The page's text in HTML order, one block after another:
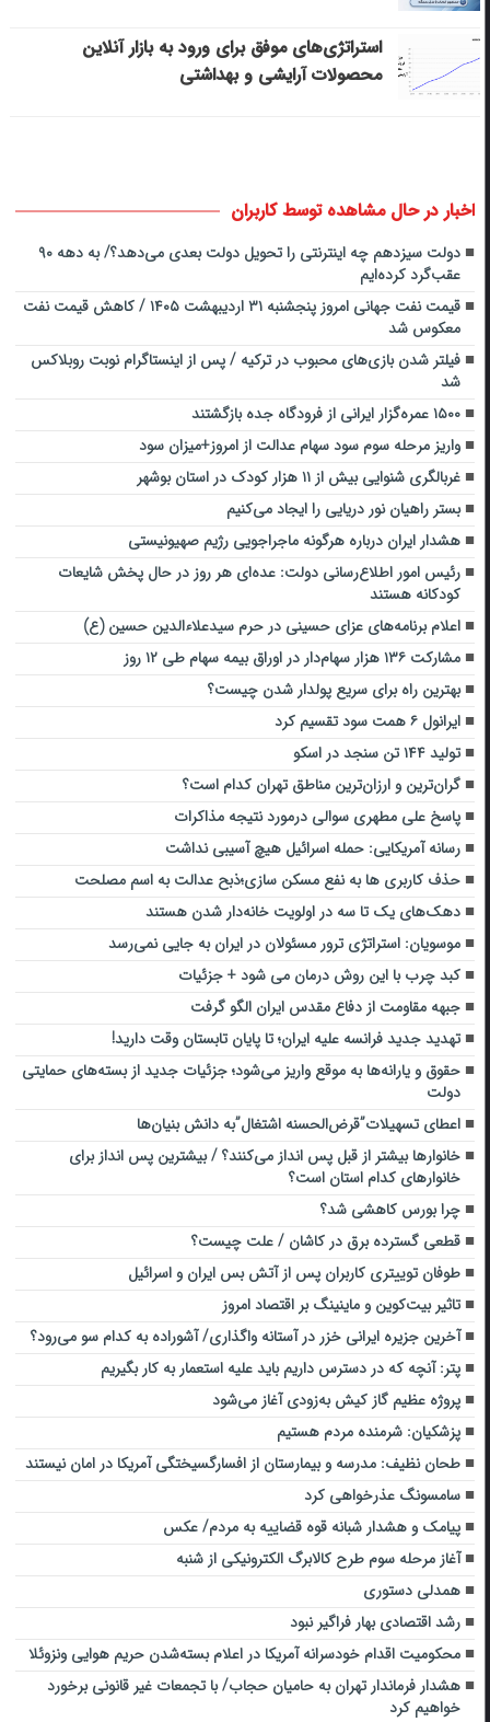
استراتژی‌های موفق برای ورود به بازار آنلاین
محصولات آرایشی و بهداشتی
اخبار در حال مشاهده توسط کاربران
دولت سیزدهم چه اینترنتی را تحویل دولت بعدی می‌دهد؟/ به دهه ۹۰
عقب‌گرد کرده‌ایم
قیمت نفت جهانی امروز پنجشنبه ۳۱ اردیبهشت ۱۴۰۵ / کاهش قیمت نفت
معکوس شد
فیلتر شدن بازی‌های محبوب در ترکیه / پس از اینستاگرام نوبت روبلاکس
شد
۱۵۰۰ عمره‌گزار ایرانی از فرودگاه جده بازگشتند
واریز مرحله سوم سود سهام عدالت از امروز+میزان سود
غربالگری شنوایی بیش از ۱۱ هزار کودک در استان بوشهر
بستر راهیان نور دریایی را ایجاد می‌کنیم
هشدار ایران درباره هرگونه ماجراجویی رژیم صهیونیستی
رئیس امور اطلاع‌رسانی دولت: عده‌ای هر روز در حال پخش شایعات
کودکانه هستند
اعلام برنامه‌های عزای حسینی در حرم سیدعلاءالدین حسین (ع)
مشارکت ۱۳۶ هزار سهام‌دار در اوراق بیمه سهام طی ۱۲ روز
بهترین راه برای سریع پولدار شدن چیست؟
ایرانول ۶ همت سود تقسیم کرد
تولید ۱۴۴ تن ‌سنجد در ‌اسکو
گران‌ترین و ارزان‌ترین مناطق تهران کدام است؟
پاسخ علی مطهری سوالی درمورد نتیجه مذاکرات
رسانه آمریکایی: حمله اسرائیل هیچ آسیبی نداشت
حذف کاربری ها به نفع مسکن سازی؛ذبح عدالت به اسم مصلحت
دهک‌های یک‌ تا سه در اولویت خانه‌دار شدن هستند
موسویان: استراتژی ترور مسئولان در ایران به جایی نمی‌رسد
کبد چرب با این روش درمان می شود + جزئیات
جبهه مقاومت از ‌دفاع مقدس ایران الگو گرفت‌
تهدید جدید فرانسه علیه ایران؛ تا پایان تابستان وقت دارید!
حقوق و یارانه‌ها به موقع واریز می‌شود؛ جزئیات جدید از بسته‌های حمایتی
دولت
اعطای تسهیلات”قرض‌الحسنه اشتغال”به دانش بنیان‌ها
خانوارها بیشتر از قبل پس انداز می‌کنند؟ / بیشترین پس انداز برای
خانوارهای کدام استان است؟
چرا بورس کاهشی شد؟
قطعی گسترده برق در کاشان / علت چیست؟
طوفان توییتری کاربران پس از آتش بس ایران و اسرائیل
تاثیر بیت‌کوین و ماینینگ بر اقتصاد امروز
آخرین جزیره ایرانی خزر در آستانه واگذاری/ آشوراده به کدام سو می‌رود؟
پتر: آنچه که در دسترس داریم باید علیه استعمار به کار بگیریم
پروژه عظیم گاز کیش به‌زودی آغاز می‌شود
پزشکیان: شرمنده مردم هستیم
طحان نظیف: مدرسه و بیمارستان از افسارگسیختگی آمریکا در امان نیستند
سامسونگ عذرخواهی کرد
پیامک و هشدار شبانه قوه قضاییه به مردم/ عکس
آغاز مرحله سوم طرح کالابرگ الکترونیکی از شنبه
همدلی دستوری
رشد اقتصادی بهار فراگیر نبود
محکومیت اقدام خودسرانه آمریکا در اعلام بسته‌شدن حریم هوایی ونزوئلا
هشدار فرماندار تهران به حامیان حجاب/ با تجمعات غیر قانونی برخورد
خواهیم کرد